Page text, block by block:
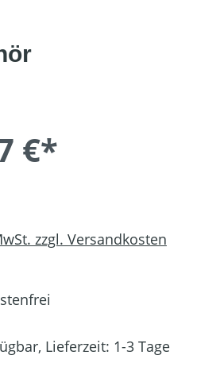
€*
zzgl. Versandkosten
Lieferzeit: 1-3 Tage